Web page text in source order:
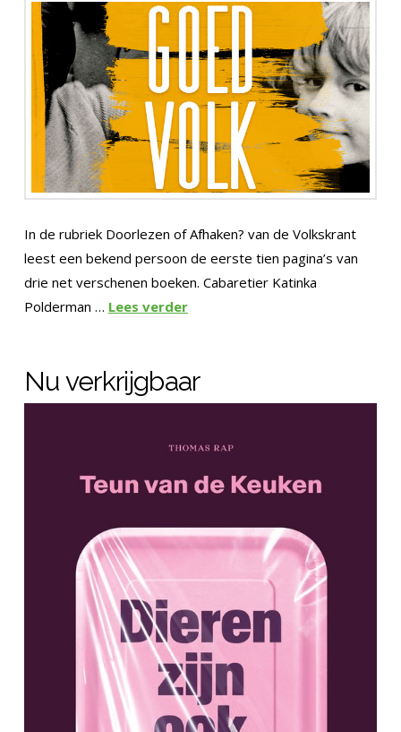
In de rubriek Doorlezen of Afhaken? van de Volkskrant
leest een bekend persoon de eerste tien pagina’s van
drie net verschenen boeken. Cabaretier Katinka
Polderman … Lees verder
Nu verkrijgbaar